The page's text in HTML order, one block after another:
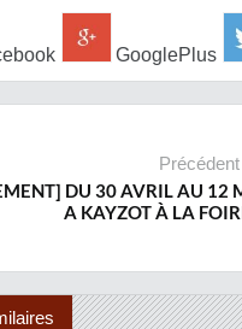
GooglePlus
Précédent
DU 30 AVRIL AU 12
A KAYZOT À LA